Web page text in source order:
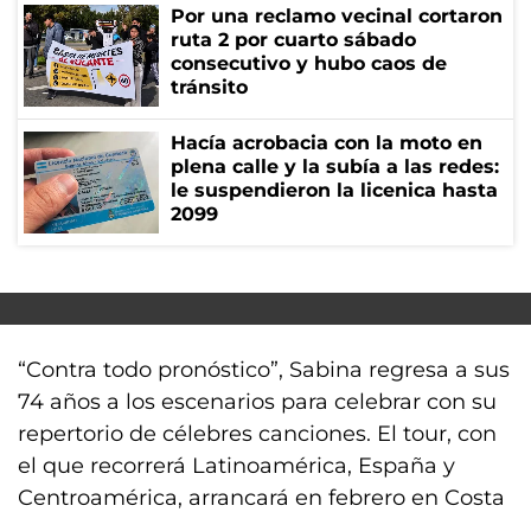
Por una reclamo vecinal cortaron
ruta 2 por cuarto sábado
consecutivo y hubo caos de
tránsito
Hacía acrobacia con la moto en
plena calle y la subía a las redes:
le suspendieron la licenica hasta
2099
“Contra todo pronóstico”, Sabina regresa a sus
74 años a los escenarios para celebrar con su
repertorio de célebres canciones. El tour, con
el que recorrerá Latinoamérica, España y
Centroamérica, arrancará en febrero en Costa